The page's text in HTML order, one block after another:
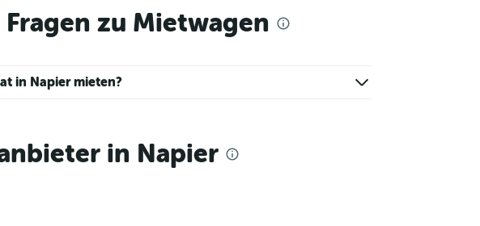
zu Mietwagen
in Napier mieten?
in Napier